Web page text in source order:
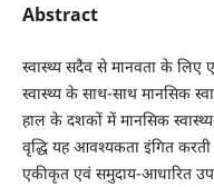
Abstract
स्वास्थ्य सदैव से मानवता के लिए
स्वास्थ्य के साथ-साथ मानसिक
हाल के दशकों में मानसिक
वृद्धि यह आवश्यकता इंगित
एकीकृत एवं समुदाय-आधारित